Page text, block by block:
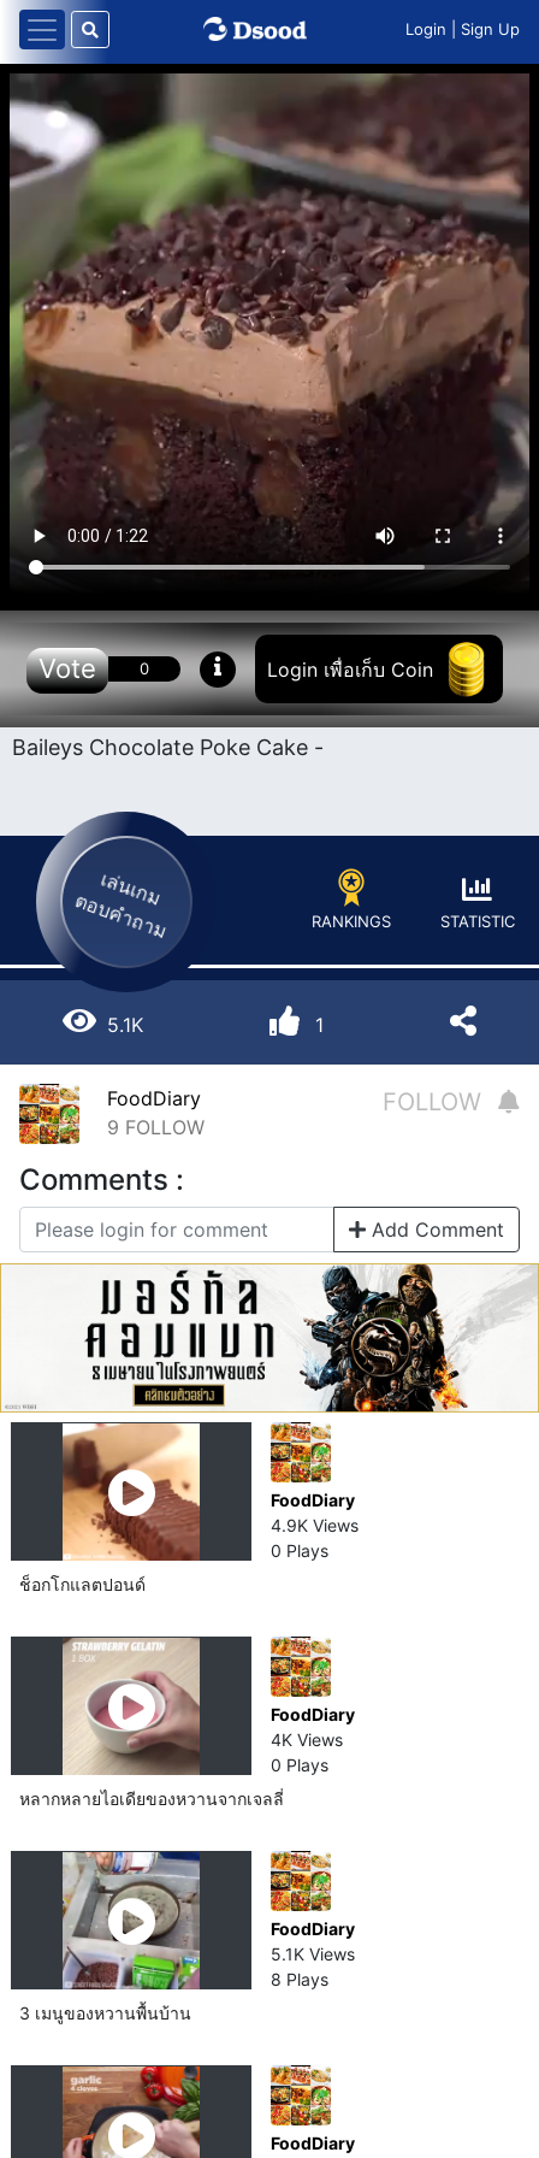
Login Sign Up
Vote 0 Login เพื่อเก็บ Coin
Baileys Chocolate Poke Cake -
เล่นเกม
ตอบคำถาม RANKINGS STATISTIC
5.1K 1
FoodDiary
9 FOLLOW
FOLLOW
Comments :
Add Comment
FoodDiary
4.9K Views
0 Plays
ช็อกโกแลต​ปอนด์​
FoodDiary
4K Views
0 Plays
หลากหลายไอเดียของหวานจากเจลลี่
FoodDiary
5.1K Views
8 Plays
3 เมนูของหวานพื้นบ้าน
FoodDiary